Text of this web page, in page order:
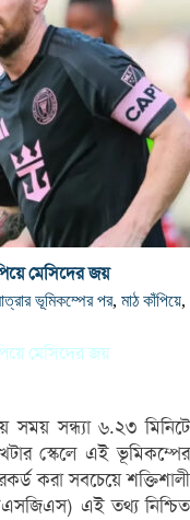
মেসিদের জয়
ভূমিকম্পের পর, মাঠ কাঁপিয়ে,
মেসিদের জয়
সময় সন্ধ্যা ৬.২৩ মিনিটে
স্কেলে এই ভূমিকম্পের
করা সবচেয়ে শক্তিশালী
এই তথ্য নিশ্চিত